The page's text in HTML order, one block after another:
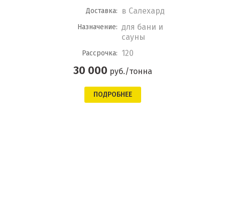
Доставка: в Салехард
Назначение: для бани и
сауны
Рассрочка: 120
30 000 руб./тонна
ПОДРОБНЕЕ